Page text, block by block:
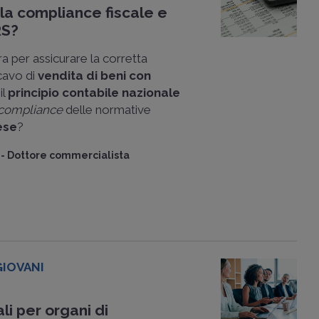
compliance fiscale e
per assicurare la corretta
divendita di beni con
principio contabile nazionale
delle normative
?
- Dottore commercialista
per organi di